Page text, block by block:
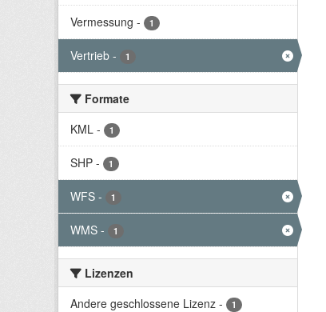
Vermessung - 1
Vertrieb - 1
Formate
KML - 1
SHP - 1
WFS - 1
WMS - 1
Lizenzen
Andere geschlossene Lizenz - 1